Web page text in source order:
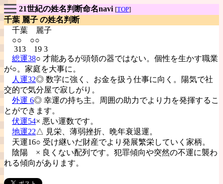
21世紀の姓名判断命名navi [TOP]
千葉 麗子 の姓名判断
千葉
麗子
○○ ○○
313 19 3
総運38○ 才能あるが頭領の器ではない。個性を生かす職業
が○。家庭を大事に。
人運32◎ 数字に強く、お金を扱う仕事に向く。陽気で社
交的で気分屋で寂しがり。
外運 6◎ 幸運の持ち主。周囲の助力でより力を発揮するこ
とができます。
伏運54× 悪い運数です。
地運22△ 見栄、薄弱挫折、晩年衰退運。
天運16○ 受け継いだ財産でより発展繁栄していく家柄。
陰陽 × 良くない配列です。犯罪傾向や突然の不運に襲わ
れる傾向があります。